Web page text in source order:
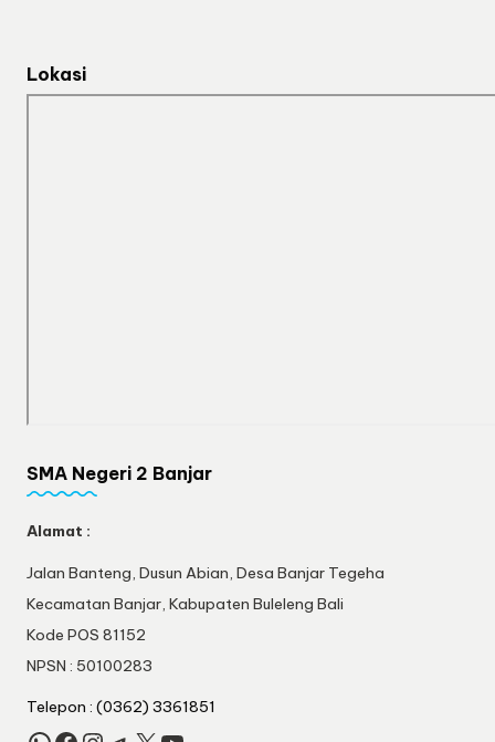
Lokasi
SMA Negeri 2 Banjar
Alamat :
Jalan Banteng, Dusun Abian, Desa Banjar Tegeha
Kecamatan Banjar, Kabupaten Buleleng Bali
Kode POS 81152
NPSN : 50100283
Telepon : (0362) 3361851